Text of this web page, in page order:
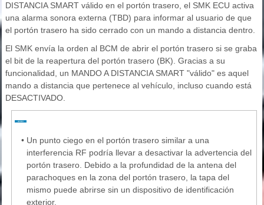
DISTANCIA SMART válido en el portón trasero, el SMK ECU activa
una alarma sonora externa (TBD) para informar al usuario de que
el portón trasero ha sido cerrado con un mando a distancia dentro.
El SMK envía la orden al BCM de abrir el portón trasero si se graba
el bit de la reapertura del portón trasero (BK). Gracias a su
funcionalidad, un MANDO A DISTANCIA SMART "válido" es aquel
mando a distancia que pertenece al vehículo, incluso cuando está
DESACTIVADO.
• Un punto ciego en el portón trasero similar a una
interferencia RF podría llevar a desactivar la advertencia del
portón trasero. Debido a la profundidad de la antena del
parachoques en la zona del portón trasero, la tapa del
mismo puede abrirse sin un dispositivo de identificación
exterior.